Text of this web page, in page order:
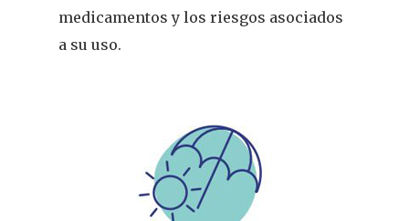
medicamentos y los riesgos asociados
a su uso.